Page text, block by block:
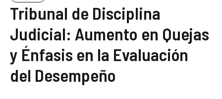
Tribunal de Disciplina
Judicial: Aumento en Quejas
y Énfasis en la Evaluación
del Desempeño